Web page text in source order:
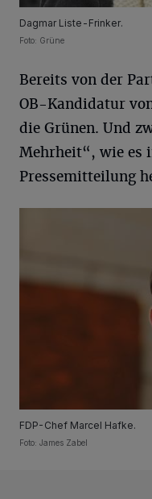
Dagmar Liste-Frinker.
Foto: Grüne
Bereits von der
OB-Kandidatur
die Grünen. Und
Mehrheit“, wie es
Pressemitteilung
FDP-Chef Marcel Hafke.
Foto: James Zabel